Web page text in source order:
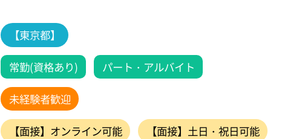
【東京都】
常勤(資格あり) パート・アルバイト
未経験者歓迎
【面接】オンライン可能 【面接】土日・祝日可能